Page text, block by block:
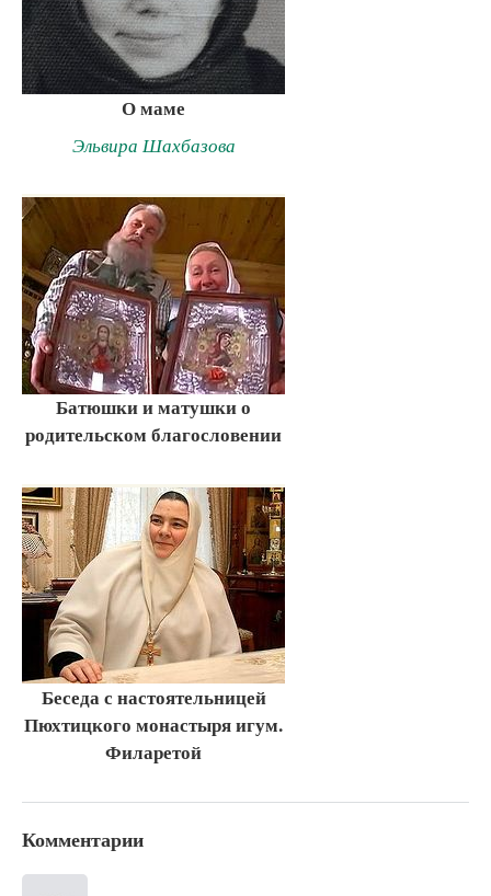
О маме
Эльвира Шахбазова
Батюшки и матушки о
родительском благословении
Беседа с настоятельницей
Пюхтицкого монастыря игум.
Филаретой
Комментарии